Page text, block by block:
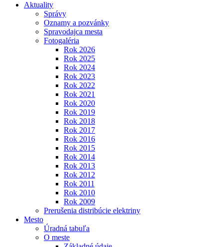
Aktuality
Správy
Oznamy a pozvánky
Spravodajca mesta
Fotogaléria
Rok 2026
Rok 2025
Rok 2024
Rok 2023
Rok 2022
Rok 2021
Rok 2020
Rok 2019
Rok 2018
Rok 2017
Rok 2016
Rok 2015
Rok 2014
Rok 2013
Rok 2012
Rok 2011
Rok 2010
Rok 2009
Prerušenia distribúcie elektriny
Mesto
Úradná tabuľa
O meste